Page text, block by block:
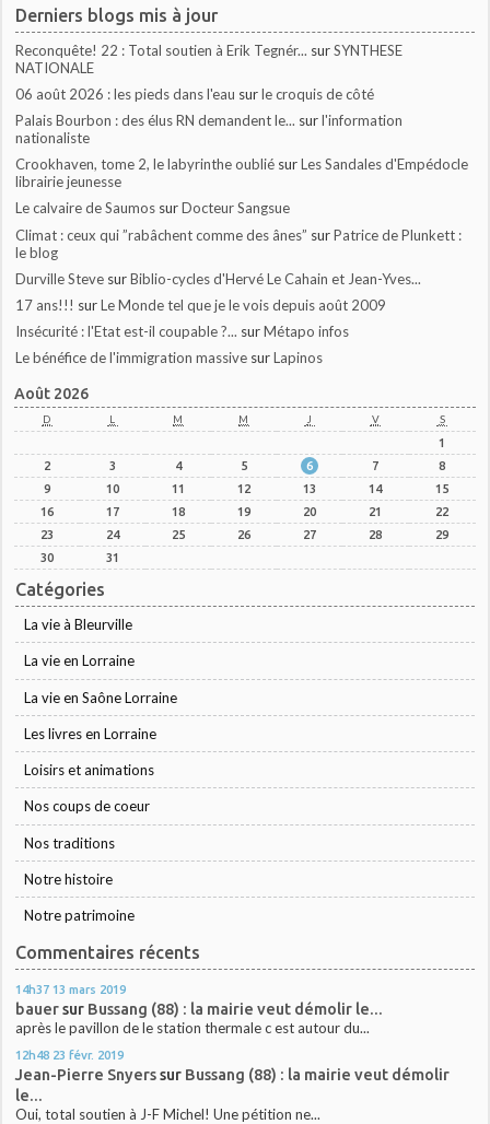
Derniers blogs mis à jour
Reconquête! 22 : Total soutien à Erik Tegnér... surSYNTHESE
NATIONALE
06 août 2026 : les pieds dans l'eau surle croquis de côté
Palais Bourbon : des élus RN demandent le... surl'information
nationaliste
Crookhaven, tome 2, le labyrinthe oublié surLes Sandales d'Empédocle
librairie jeunesse
Le calvaire de Saumos surDocteur Sangsue
Climat : ceux qui ”rabâchent comme des ânes” surPatrice de Plunkett :
le blog
Durville Steve surBiblio-cycles d'Hervé Le Cahain et Jean-Yves...
17 ans!!! surLe Monde tel que je le vois depuis août 2009
Insécurité : l'Etat est-il coupable ?... surMétapo infos
Le bénéfice de l'immigration massive surLapinos
Août 2026
D L M M J V S
1
2
3 4 5 6 7
8
9
10 11 12 13 14
15
16
17 18 19 20 21
22
23
24 25 26 27 28
29
30
31
Catégories
La vie à Bleurville
La vie en Lorraine
La vie en Saône Lorraine
Les livres en Lorraine
Loisirs et animations
Nos coups de coeur
Nos traditions
Notre histoire
Notre patrimoine
Commentaires récents
14h37 13 mars 2019
bauersur Bussang (88) : la mairie veut démolir le...
après le pavillon de le station thermale c est autour du...
12h48 23 févr. 2019
Jean-Pierre Snyerssur Bussang (88) : la mairie veut démolir
le...
Oui, total soutien à J-F Michel! Une pétition ne...